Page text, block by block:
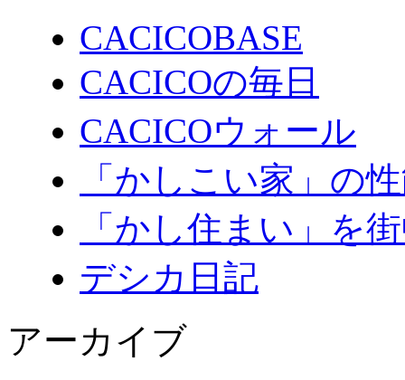
CACICOBASE
CACICOの毎日
CACICOウォール
「かしこい家」の
「かし住まい」を
デシカ日記
アーカイブ